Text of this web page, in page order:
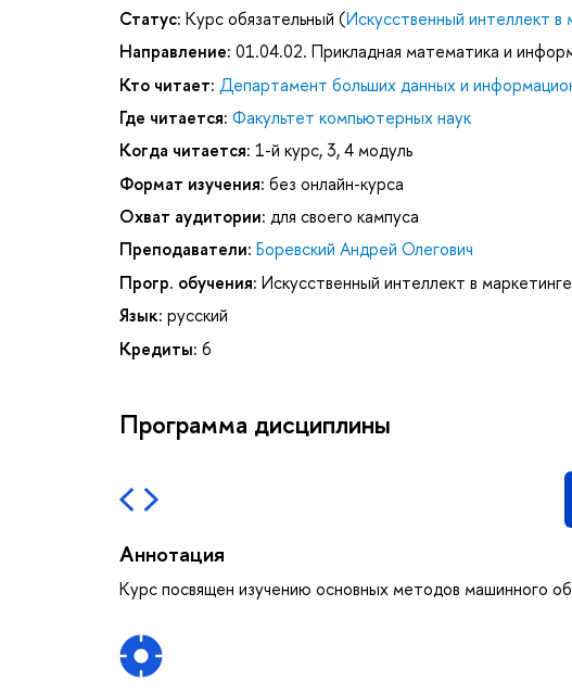
Статус: Курс обязательный (Искусственный интеллект в
Направление: 01.04.02. Прикладная математика и
Кто читает: Департамент больших данных и
Где читается: Факультет компьютерных наук
Когда читается: 1-й курс, 3, 4 модуль
Формат изучения: без онлайн-курса
Охват аудитории: для своего кампуса
Преподаватели: Боревский Андрей Олегович
Прогр. обучения: Искусственный интеллект в
Язык: русский
Кредиты: 6
Программа дисциплины
Аннотация
Курс посвящен изучению основных методов машинного